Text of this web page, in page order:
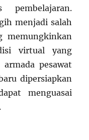
menjadi salah
memungkinkan
virtual yang
pesawat
dipersiapkan
menguasai